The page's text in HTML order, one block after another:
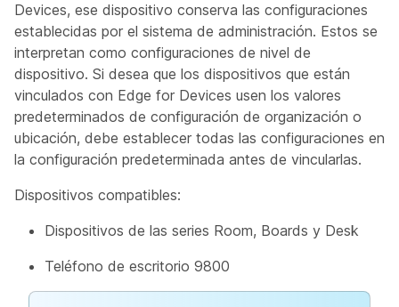
Devices, ese dispositivo conserva las configuraciones
establecidas por el sistema de administración. Estos se
interpretan como configuraciones de nivel de
dispositivo. Si desea que los dispositivos que están
vinculados con Edge for Devices usen los valores
predeterminados de configuración de organización o
ubicación, debe establecer todas las configuraciones en
la configuración predeterminada antes de vincularlas.
Dispositivos compatibles:
Dispositivos de las series Room, Boards y Desk
Teléfono de escritorio 9800